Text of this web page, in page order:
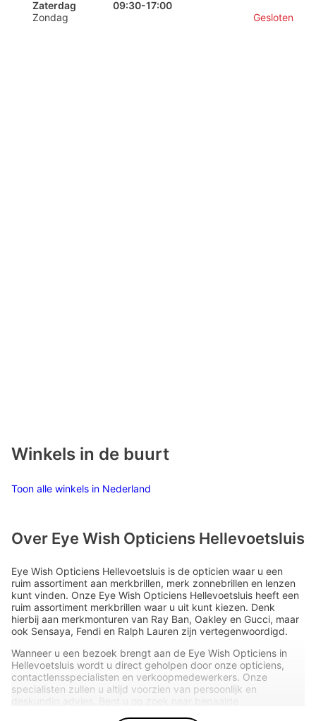
Zaterdag
09:30-17:00
Zondag
Gesloten
Winkels in de buurt
Toon alle winkels in Nederland
Over Eye Wish Opticiens Hellevoetsluis
Eye Wish Opticiens Hellevoetsluis is de opticien waar u een
ruim assortiment aan merkbrillen, merk zonnebrillen en lenzen
kunt vinden. Onze Eye Wish Opticiens Hellevoetsluis heeft een
ruim assortiment merkbrillen waar u uit kunt kiezen. Denk
hierbij aan merkmonturen van Ray Ban, Oakley en Gucci, maar
ook Sensaya, Fendi en Ralph Lauren zijn vertegenwoordigd.
Wanneer u een bezoek brengt aan de Eye Wish Opticiens in
Hellevoetsluis wordt u direct geholpen door onze opticiens,
contactlensspecialisten en verkoopmedewerkers. Onze
specialisten zullen u altijd voorzien van persoonlijk en